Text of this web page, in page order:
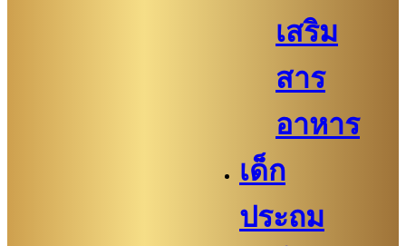
เสริม
สาร
อาหาร
เด็ก
ประถม